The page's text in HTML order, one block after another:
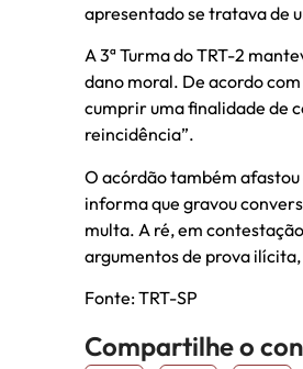
apresentado se tratava de
A 3ª Turma do TRT-2
dano moral. De acordo
cumprir uma finalidade de
reincidência”.
O acórdão também
informa que gravou
multa. A ré, em
argumentos de prova
Fonte: TRT-SP
Compartilhe o